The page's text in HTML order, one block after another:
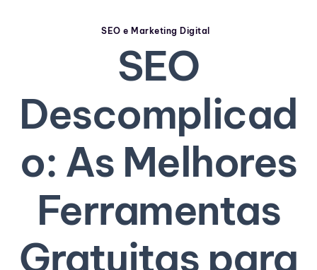
SEO e Marketing Digital
SEO
Descomplicad
o: As Melhores
Ferramentas
Gratuitas para